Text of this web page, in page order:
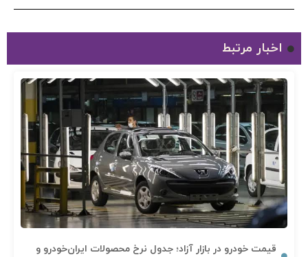
اخبار مرتبط
قیمت خودرو در بازار آزاد؛ جدول نرخ محصولات ایران‌خودرو و